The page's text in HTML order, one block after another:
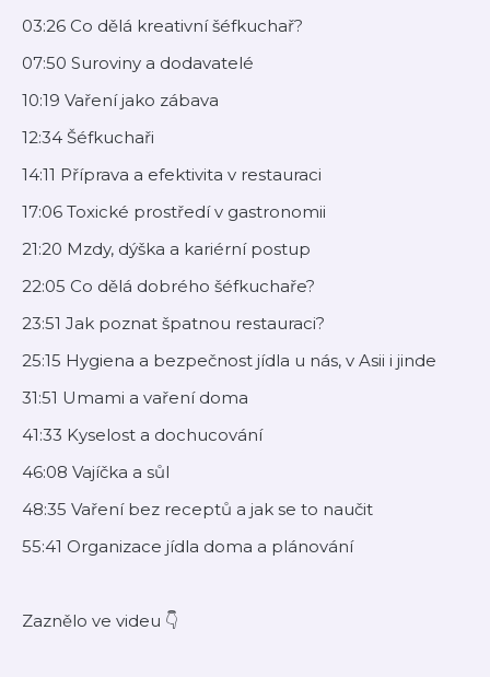
03:26 Co dělá kreativní šéfkuchař?
07:50 Suroviny a dodavatelé
10:19 Vaření jako zábava
12:34 Šéfkuchaři
14:11 Příprava a efektivita v restauraci
17:06 Toxické prostředí v gastronomii
21:20 Mzdy, dýška a kariérní postup
22:05 Co dělá dobrého šéfkuchaře?
23:51 Jak poznat špatnou restauraci?
25:15 Hygiena a bezpečnost jídla u nás, v Asii i jinde
31:51 Umami a vaření doma
41:33 Kyselost a dochucování
46:08 Vajíčka a sůl
48:35 Vaření bez receptů a jak se to naučit
55:41 Organizace jídla doma a plánování
Zaznělo ve videu 👇